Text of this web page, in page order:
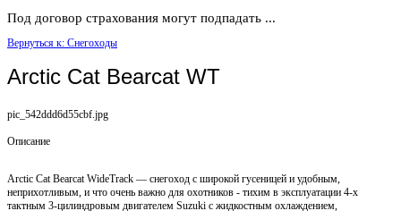
Под договор страхования могут подпадать ...
Вернуться к: Снегоходы
Arctic Cat Bearcat WT
pic_542ddd6d55cbf.jpg
Описание
Arctic Cat Bearcat WideTrack — снегоход с широкой гусеницей и удобным,
неприхотливым, и что очень важно для охотников - тихим в эксплуатации 4-х
тактным 3-цилиндровым двигателем Suzuki с жидкостным охлаждением,